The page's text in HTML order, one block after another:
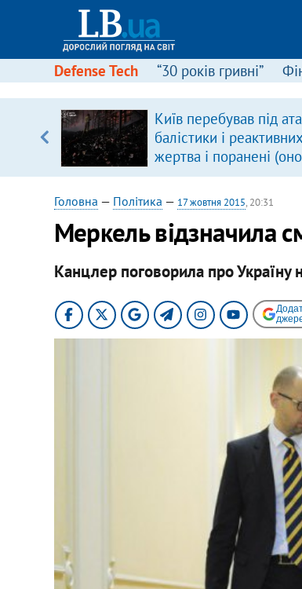
Defense Tech “30 років гривні”
Київ перебував під
балістики і
жертва і поранені
Головна — Політика — 17 жовтня 2015, 20:31
Меркель відзначила
Канцлер поговорила про Україну